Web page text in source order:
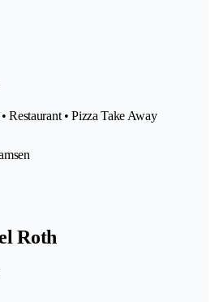
Restaurant • Pizza Take Away
Roth